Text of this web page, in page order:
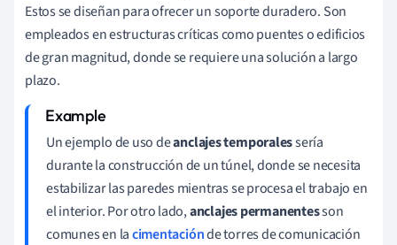
Estos se diseñan para ofrecer un soporte duradero. Son
empleados en estructuras críticas como puentes o edificios
de gran magnitud, donde se requiere una solución a largo
plazo.
Un ejemplo de uso deanclajes temporalessería
durante la construcción de un túnel, donde se necesita
estabilizar las paredes mientras se procesa el trabajo en
el interior. Por otro lado,anclajes permanentesson
comunes en lacimentaciónde torres de comunicación